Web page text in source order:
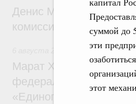
суммой до
эти
этот
Денис Мантуров
комиссии по
Регулирование
Марат Хуснуллин:
федерального
«Единого заказчика»